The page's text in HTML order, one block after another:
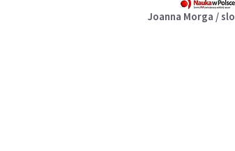
Joanna Morga / slo